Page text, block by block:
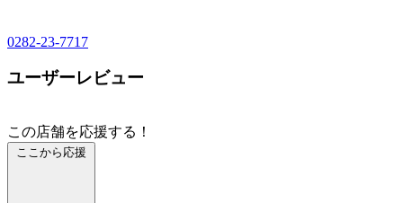
0282-23-7717
ユーザーレビュー
この店舗を応援する！
ここから応援